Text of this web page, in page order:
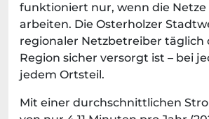
funktioniert nur, wenn die Netze
arbeiten. Die Osterholzer
regionaler Netzbetreiber täglich
Region sicher versorgt ist – bei
jedem Ortsteil.
Mit einer durchschnittlichen